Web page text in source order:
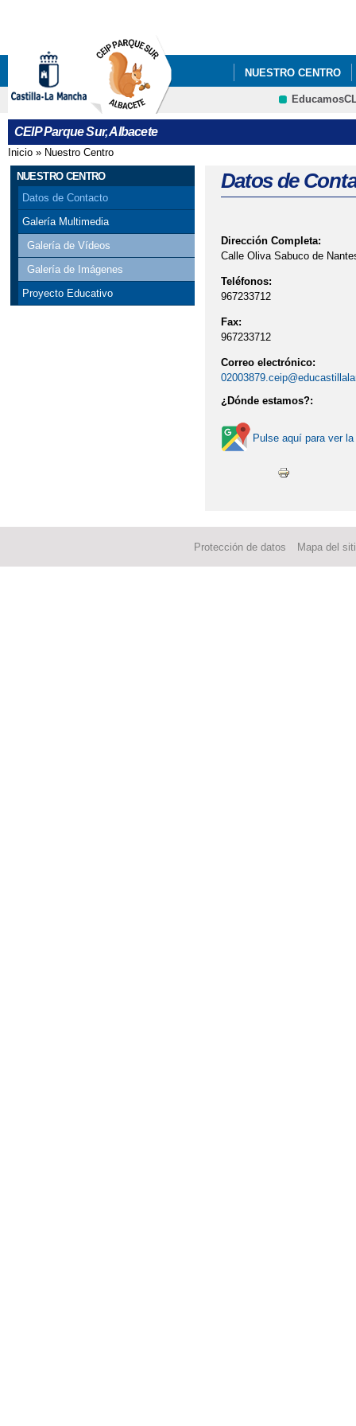
NUESTRO CENTRO
DOCUMENTOS Y
CEIP Parque Sur, Albacete
Se encuentra usted aquí
Inicio » Nuestro Centro
NUESTRO CENTRO
Datos de Contacto
Galería Multimedia
Galería de Vídeos
Galería de Imágenes
Proyecto Educativo
Datos de
Dirección Completa:
Calle Oliva Sabuco de
Teléfonos:
967233712
Fax:
967233712
Correo electrónico:
¿Dónde estamos?:
Pulse aquí para ver
Protección de datos Mapa del